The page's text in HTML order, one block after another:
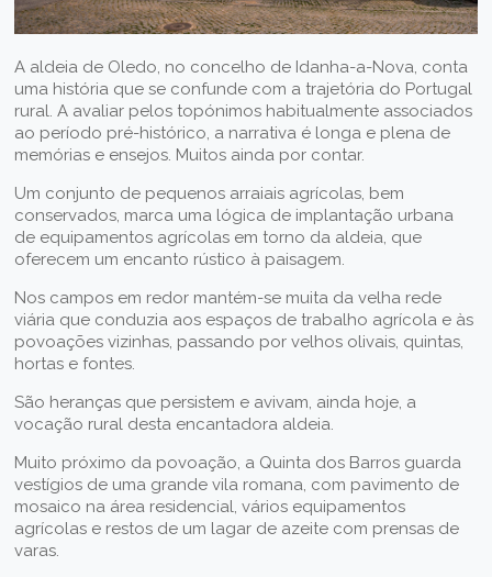
A aldeia de Oledo, no concelho de Idanha-a-Nova, conta
uma história que se confunde com a trajetória do Portugal
rural. A avaliar pelos topónimos habitualmente associados
ao período pré-histórico, a narrativa é longa e plena de
memórias e ensejos. Muitos ainda por contar.
Um conjunto de pequenos arraiais agrícolas, bem
conservados, marca uma lógica de implantação urbana
de equipamentos agrícolas em torno da aldeia, que
oferecem um encanto rústico à paisagem.
Nos campos em redor mantém-se muita da velha rede
viária que conduzia aos espaços de trabalho agrícola e às
povoações vizinhas, passando por velhos olivais, quintas,
hortas e fontes.
São heranças que persistem e avivam, ainda hoje, a
vocação rural desta encantadora aldeia.
Muito próximo da povoação, a Quinta dos Barros guarda
vestígios de uma grande vila romana, com pavimento de
mosaico na área residencial, vários equipamentos
agrícolas e restos de um lagar de azeite com prensas de
varas.